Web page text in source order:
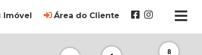
Imóvel Área do Cliente
8